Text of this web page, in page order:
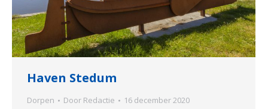
Haven Stedum
Dorpen Door Redactie 16 december 2020